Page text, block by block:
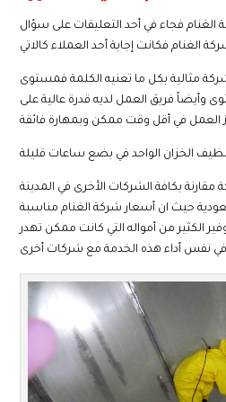
الغنام فجاء في أحد التعليقات على سؤال
مثالية بكل ما تعنيه الكلمة فمستوى
وأيضاً فريق العمل لديه قدرة عالية على
مقارنة بكافة الشركات الأخرى في المدينة
حيث ان أسعار شركة الغنام مناسبة
الكثير من أمواله التي كانت ممكن تهدر